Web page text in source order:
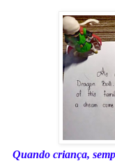
Quando criança,